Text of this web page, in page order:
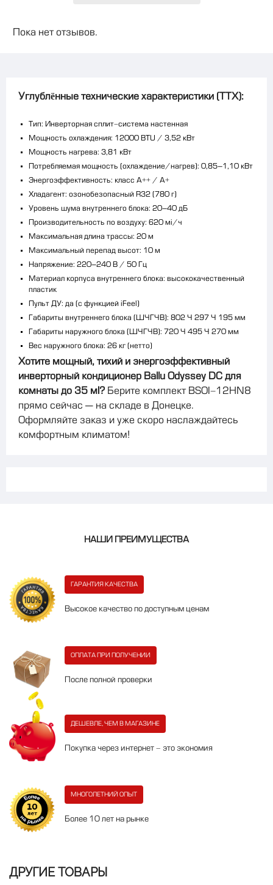
Пока нет отзывов.
Углублённые технические характеристики (ТТХ):
Тип: Инверторная сплит-система настенная
Мощность охлаждения: 12000 BTU / 3,52 кВт
Мощность нагрева: 3,81 кВт
Потребляемая мощность (охлаждение/нагрев): 0,85–1,10 кВт
Энергоэффективность: класс A++ / A+
Хладагент: озонобезопасный R32 (780 г)
Уровень шума внутреннего блока: 20–40 дБ
Производительность по воздуху: 620 м³/ч
Максимальная длина трассы: 20 м
Максимальный перепад высот: 10 м
Напряжение: 220–240 В / 50 Гц
Материал корпуса внутреннего блока: высококачественный
пластик
Пульт ДУ: да (с функцией iFeel)
Габариты внутреннего блока (Ш×Г×В): 802 × 297 × 195 мм
Габариты наружного блока (Ш×Г×В): 720 × 495 × 270 мм
Вес наружного блока: 26 кг (нетто)
Хотите мощный, тихий и энергоэффективный
инверторный кондиционер Ballu Odyssey DC для
комнаты до 35 м²? Берите комплект BSOI-12HN8
прямо сейчас — на складе в Донецке.
Оформляйте заказ и уже скоро наслаждайтесь
комфортным климатом!
НАШИ ПРЕИМУЩЕСТВА
ГАРАНТИЯ КАЧЕСТВА
Высокое качество по доступным ценам
ОПЛАТА ПРИ ПОЛУЧЕНИИ
После полной проверки
ДЕШЕВЛЕ, ЧЕМ В МАГАЗИНЕ
Покупка через интернет - это экономия
МНОГОЛЕТНИЙ ОПЫТ
Более 10 лет на рынке
ДРУГИЕ ТОВАРЫ